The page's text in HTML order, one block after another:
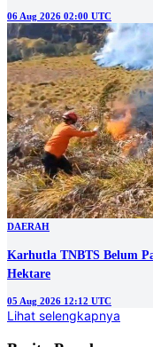
06 Aug 2026 02:00 UTC
DAERAH
Karhutla TNBTS Belum
Hektare
05 Aug 2026 12:12 UTC
Lihat selengkapnya